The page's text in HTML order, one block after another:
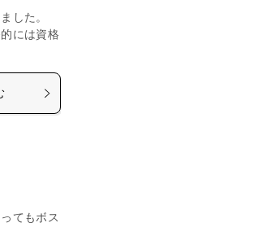
した。
には資格
てもボス